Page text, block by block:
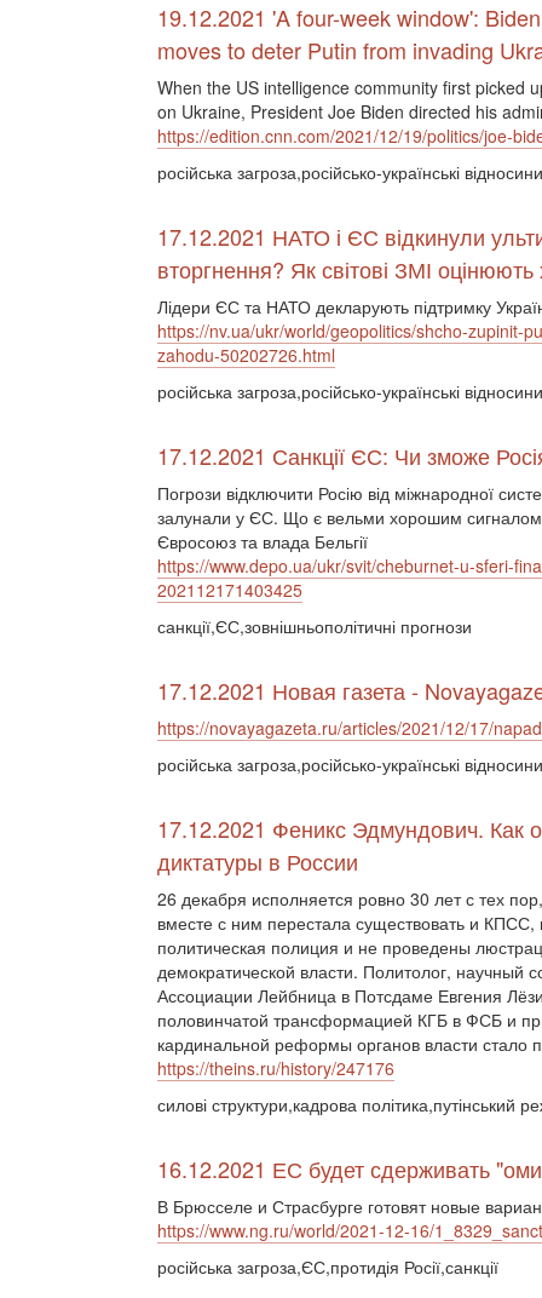
19.12.2021 'A four-week window':
moves to deter Putin from invading
When the US intelligence community first picked
on Ukraine, President Joe Biden directed his
https://edition.cnn.com/2021/12/19/politics/joe-
російська загроза,російсько-українські
17.12.2021 НАТО і ЄС відкинули
вторгнення? Як світові ЗМІ
Лідери ЄС та НАТО декларують підтримку
https://nv.ua/ukr/world/geopolitics/shcho-zupinit-
zahodu-50202726.html
російська загроза,російсько-українські
17.12.2021 Санкції ЄС: Чи зможе
Погрози відключити Росію від міжнародної
залунали у ЄС. Що є вельми хорошим сигналом
Євросоюз та влада Бельгії
https://www.depo.ua/ukr/svit/cheburnet-u-sferi-
202112171403425
санкції,ЄС,зовнішньополітичні прогнози
17.12.2021 Новая газета -
https://novayagazeta.ru/articles/2021/12/17/
російська загроза,російсько-українські
17.12.2021 Феникс Эдмундович. Как
диктатуры в России
26 декабря исполняется ровно 30 лет с тех
вместе с ним перестала существовать и
политическая полиция и не проведены
демократической власти. Политолог, научный
Ассоциации Лейбница в Потсдаме Евгения
половинчатой трансформацией КГБ в ФСБ и
кардинальной реформы органов власти стало
https://theins.ru/history/247176
силові структури,кадрова політика,путінський
16.12.2021 ЕС будет сдерживать
В Брюсселе и Страсбурге готовят новые
https://www.ng.ru/world/2021-12-16/
російська загроза,ЄС,протидія Росії,санкції